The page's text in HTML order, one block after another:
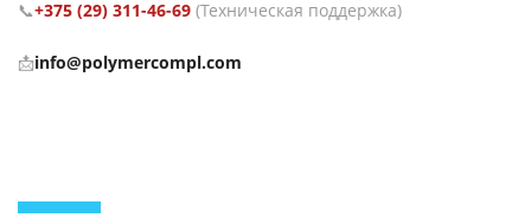
📞+375 (29) 311-46-69 (Техническая поддержка)
📩info@polymercompl.com